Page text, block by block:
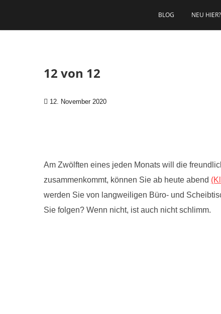
BLOG
NEU HIER?
12 von 12
12. November 2020
Am Zwölften eines jeden Monats will die
zusammenkommt, können Sie ab heute abend
werden Sie von langweiligen Büro- und
Sie folgen? Wenn nicht, ist auch nicht schlimm.